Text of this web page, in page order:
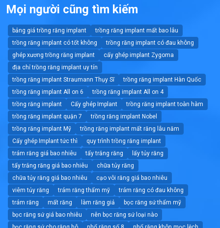
Mọi người cũng tìm kiếm
bảng giá trồng răng implant
trồng răng implant mất bao lâu
trồng răng implant có tốt không
trồng răng implant có đau không
ghép xương trồng răng implant
cấy ghép implant Zygoma
địa chỉ trồng răng implant uy tín
trồng răng implant Straumann Thụy Sĩ
trồng răng implant Hàn Quốc
trồng răng implant All on 6
trồng răng implant All on 4
trồng răng implant
Cấy ghép Implant
trồng răng implant toàn hàm
trồng răng implant quận 7
trồng răng implant Nobel
trồng răng implant Mỹ
trồng răng implant mất răng lâu năm
Cấy ghép Implant tức thì
quy trình trồng răng implant
trám răng giá bao nhiêu
tẩy trắng răng
lấy tủy răng
tẩy trắng răng giá bao nhiêu
chữa tủy răng
chữa tủy răng giá bao nhiêu
cạo vôi răng giá bao nhiêu
viêm tủy răng
trám răng thẩm mỹ
trám răng có đau không
trám răng
mất răng làm răng giả
bọc răng sứ thẩm mỹ
bọc răng sứ giá bao nhiêu
nên bọc răng sứ loại nào